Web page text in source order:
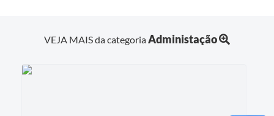
VEJA MAIS da categoriaAdministação